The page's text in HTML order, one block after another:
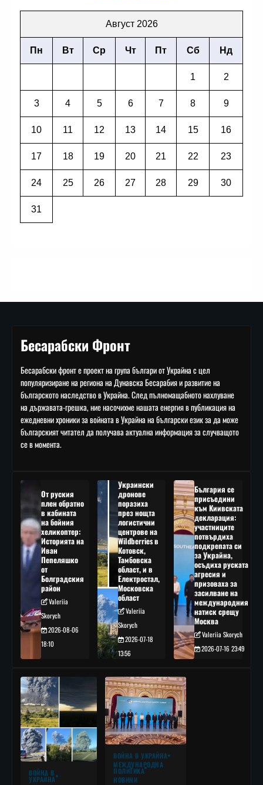
Август 2026
Пн Вт Ср Чт Пт Сб Нд
1 2
3 4 5 6 7 8 9
10 11 12 13 14 15 16
17 18 19 20 21 22 23
24 25 26 27 28 29 30
31
Бесарабски Фронт
Бесарабски фронт е проект на група българи от Украйна с цел
популяризиране на региона на Дунавска Бесарабия и развитие на
българското наследство в Украйна. След пълномащабното нахлуване
на държавата-грешка, ние насочихме нашата енергия в публикация на
ежедневни хроники за войната в Украйна на български език за да може
българският читател да получава актуална информация за случващото
се в момента.
От руския
плен обратно
в кабината
на бойния
хеликоптер:
Историята на
Иван
Пепеляшко
от
Болградския
район
Valeriia
Skorych
2026-08-06
18:10
Украински
дронове
поразиха
през нощта
логистични
центрове на
Wildberries в
Котовск,
Тамбовска
област, и в
Електростал,
Московска
област
Valeriia
Skorych
2026-07-18
13:56
България се
присъедини
към Киивската
декларация:
участниците
потвърдиха
подкрепата си
за Украйна,
осъдиха руската
агресия и
призоваха за
засилване на
международния
натиск срещу
Москва
Valeriia Skorych
2026-07-16 23:49
ВОЙНА В
УКРАЙНА
ВОЙНА В УКРАЙНА
МЕЖДУНАРОДНА
ПОЛИТИКА
НОВИНИ